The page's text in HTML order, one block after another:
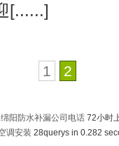
[......]
1
2
绵阳防水补漏公司电话 72小时
调安装 28querys in 0.282